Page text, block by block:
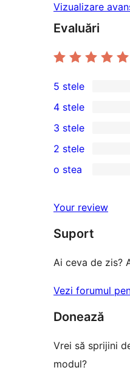
Vizualizare
Evaluări
1
5
–
recenzie
(stele)
5 stele
4
–
recenzii
4 stele
0
3
–
(stele)
3 stele
2
recenzii
(stele)
2 stele
0
–
recenzii
o stea
Your review
Suport
Ai ceva de zis?
Vezi forumul
Donează
Vrei să sprijini
modul?